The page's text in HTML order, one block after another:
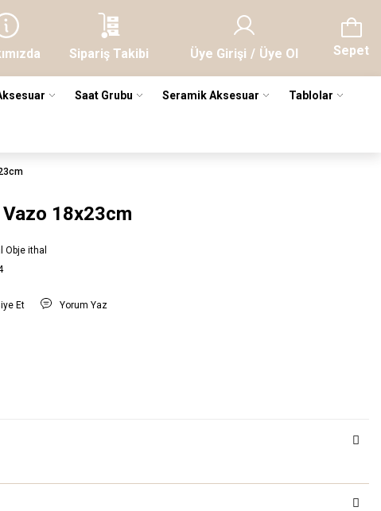
Sipariş Takibi Üye Girişi / Üye Ol Sepet
Saat Grubu Seramik Aksesuar Tablolar
18x23cm
Obje ithal
Et Yorum Yaz